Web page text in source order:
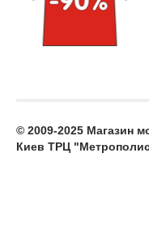
© 2009-2025 Магазин
Киев ТРЦ